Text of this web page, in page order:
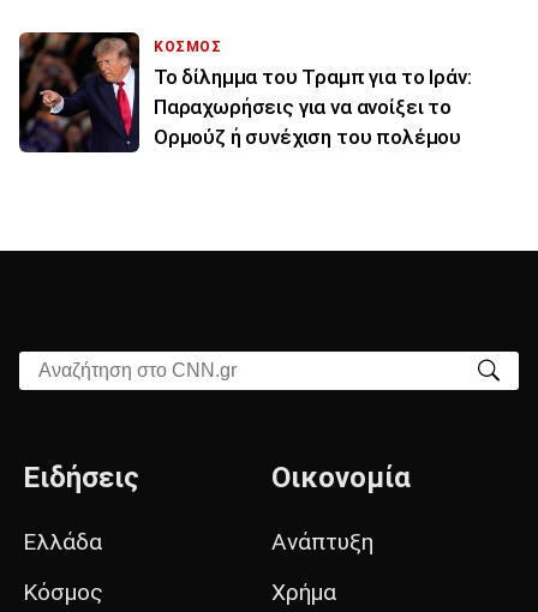
ΚΟΣΜΟΣ
Το δίλημμα του Τραμπ για το Ιράν:
Παραχωρήσεις για να ανοίξει το
Ορμούζ ή συνέχιση του πολέμου
Αναζήτηση στο CNN.gr
Ειδήσεις
Ελλάδα
Κόσμος
Οικονομία
Ανάπτυξη
Χρήμα